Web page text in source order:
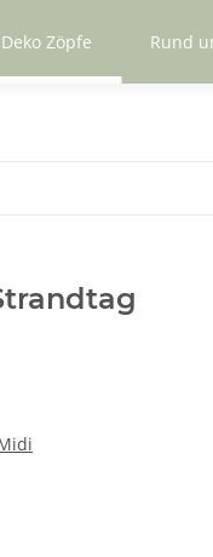
Zöpfe Rund